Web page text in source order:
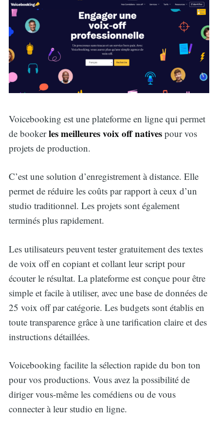
Voicebooking est une plateforme en ligne qui permet
de bookerles meilleures voix off nativespour vos
projets de production.
C’est une solution d’enregistrement à distance. Elle
permet de réduire les coûts par rapport à ceux d’un
studio traditionnel. Les projets sont également
terminés plus rapidement.
Les utilisateurs peuvent tester gratuitement des textes
de voix off en copiant et collant leur script pour
écouter le résultat. La plateforme est conçue pour être
simple et facile à utiliser, avec une base de données de
25 voix off par catégorie. Les budgets sont établis en
toute transparence grâce à une tarification claire et des
instructions détaillées.
Voicebooking facilite la sélection rapide du bon ton
pour vos productions. Vous avez la possibilité de
diriger vous-même les comédiens ou de vous
connecter à leur studio en ligne.